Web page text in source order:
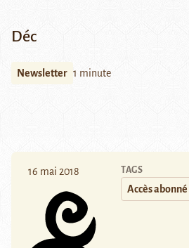
Déc
Newsletter 1 minute
16 mai 2018 TAGS
Accès abonné